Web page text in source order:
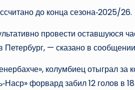
до конца сезона‑2025/26.
провести оставшуюся
Петербург, — сказано в
колумбиец отыграл за
форвард забил 12 голов в